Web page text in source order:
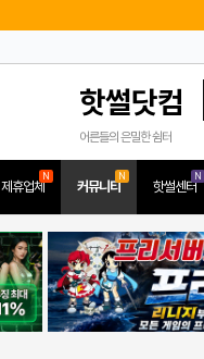
핫썰닷컴
어른들의 은밀한 쉼터
제휴업체
N
커뮤니티
N
핫썰센터
N